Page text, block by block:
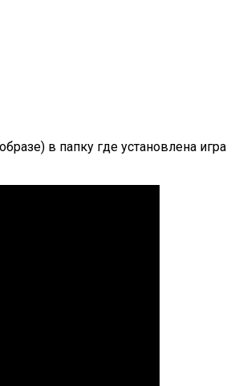
в папку где установлена игра